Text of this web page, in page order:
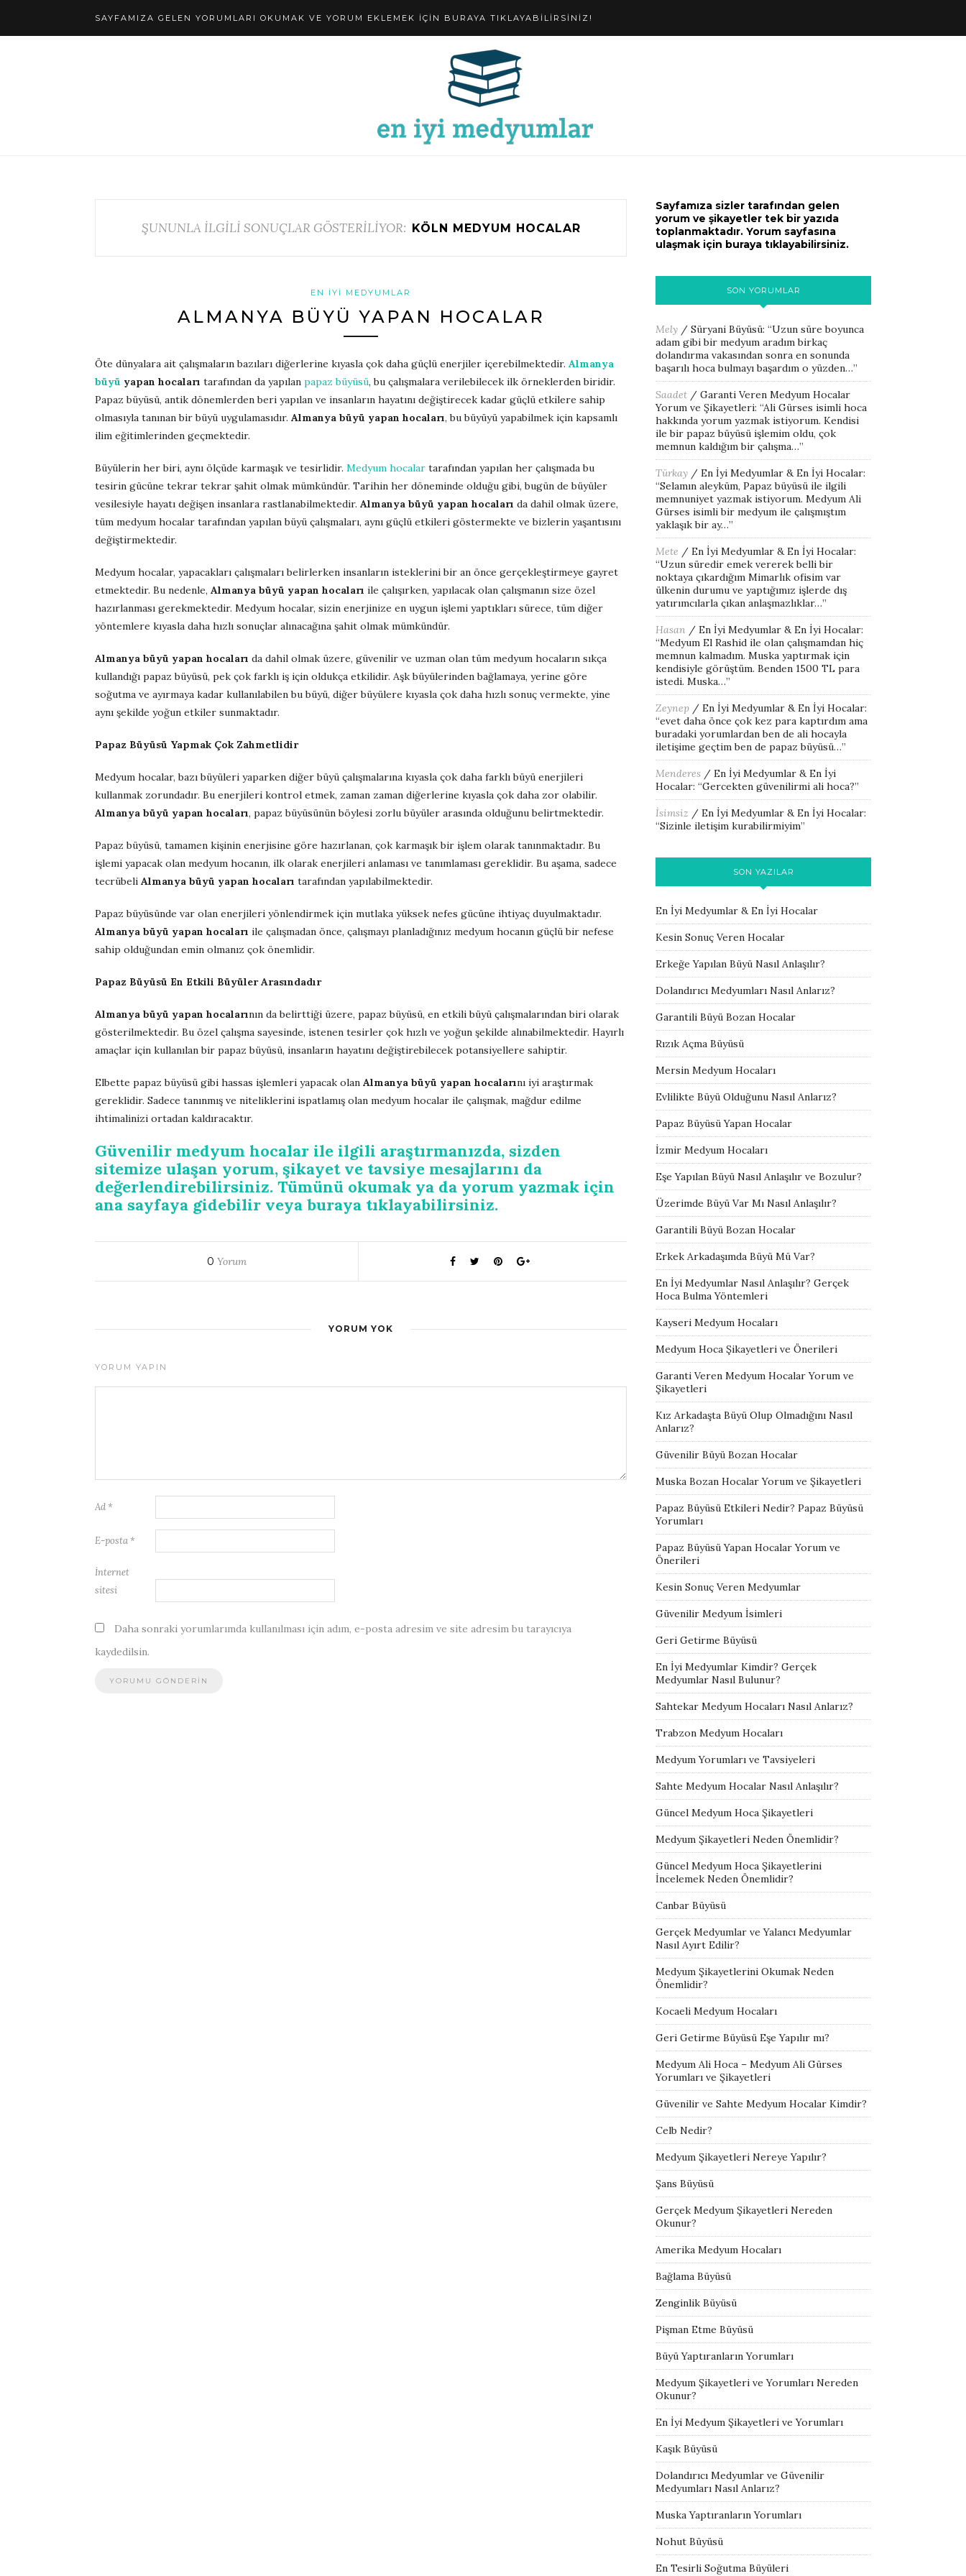
SAYFAMIZA GELEN YORUMLARI OKUMAK VE YORUM EKLEMEK IÇIN BURAYA TIKLAYABILIRSINIZ!
ŞUNUNLA İLGİLİ SONUÇLAR GÖSTERİLİYOR: KÖLN MEDYUM HOCALAR
EN İYI MEDYUMLAR
ALMANYA BÜYÜ YAPAN HOCALAR
Öte dünyalara ait çalışmaların bazıları diğerlerine kıyasla çok daha güçlü enerjiler içerebilmektedir. Almanya
büyü yapan hocaları tarafından da yapılan papaz büyüsü, bu çalışmalara verilebilecek ilk örneklerden biridir.
Papaz büyüsü, antik dönemlerden beri yapılan ve insanların hayatını değiştirecek kadar güçlü etkilere sahip
olmasıyla tanınan bir büyü uygulamasıdır. Almanya büyü yapan hocaları, bu büyüyü yapabilmek için kapsamlı
ilim eğitimlerinden geçmektedir.
Büyülerin her biri, aynı ölçüde karmaşık ve tesirlidir. Medyum hocalar tarafından yapılan her çalışmada bu
tesirin gücüne tekrar tekrar şahit olmak mümkündür. Tarihin her döneminde olduğu gibi, bugün de büyüler
vesilesiyle hayatı değişen insanlara rastlanabilmektedir. Almanya büyü yapan hocaları da dahil olmak üzere,
tüm medyum hocalar tarafından yapılan büyü çalışmaları, aynı güçlü etkileri göstermekte ve bizlerin yaşantısını
değiştirmektedir.
Medyum hocalar, yapacakları çalışmaları belirlerken insanların isteklerini bir an önce gerçekleştirmeye gayret
etmektedir. Bu nedenle, Almanya büyü yapan hocaları ile çalışırken, yapılacak olan çalışmanın size özel
hazırlanması gerekmektedir. Medyum hocalar, sizin enerjinize en uygun işlemi yaptıkları sürece, tüm diğer
yöntemlere kıyasla daha hızlı sonuçlar alınacağına şahit olmak mümkündür.
Almanya büyü yapan hocaları da dahil olmak üzere, güvenilir ve uzman olan tüm medyum hocaların sıkça
kullandığı papaz büyüsü, pek çok farklı iş için oldukça etkilidir. Aşk büyülerinden bağlamaya, yerine göre
soğutma ve ayırmaya kadar kullanılabilen bu büyü, diğer büyülere kıyasla çok daha hızlı sonuç vermekte, yine
aynı şekilde yoğun etkiler sunmaktadır.
Papaz Büyüsü Yapmak Çok Zahmetlidir
Medyum hocalar, bazı büyüleri yaparken diğer büyü çalışmalarına kıyasla çok daha farklı büyü enerjileri
kullanmak zorundadır. Bu enerjileri kontrol etmek, zaman zaman diğerlerine kıyasla çok daha zor olabilir.
Almanya büyü yapan hocaları, papaz büyüsünün böylesi zorlu büyüler arasında olduğunu belirtmektedir.
Papaz büyüsü, tamamen kişinin enerjisine göre hazırlanan, çok karmaşık bir işlem olarak tanınmaktadır. Bu
işlemi yapacak olan medyum hocanın, ilk olarak enerjileri anlaması ve tanımlaması gereklidir. Bu aşama, sadece
tecrübeli Almanya büyü yapan hocaları tarafından yapılabilmektedir.
Papaz büyüsünde var olan enerjileri yönlendirmek için mutlaka yüksek nefes gücüne ihtiyaç duyulmaktadır.
Almanya büyü yapan hocaları ile çalışmadan önce, çalışmayı planladığınız medyum hocanın güçlü bir nefese
sahip olduğundan emin olmanız çok önemlidir.
Papaz Büyüsü En Etkili Büyüler Arasındadır
Almanya büyü yapan hocalarının da belirttiği üzere, papaz büyüsü, en etkili büyü çalışmalarından biri olarak
gösterilmektedir. Bu özel çalışma sayesinde, istenen tesirler çok hızlı ve yoğun şekilde alınabilmektedir. Hayırlı
amaçlar için kullanılan bir papaz büyüsü, insanların hayatını değiştirebilecek potansiyellere sahiptir.
Elbette papaz büyüsü gibi hassas işlemleri yapacak olan Almanya büyü yapan hocalarını iyi araştırmak
gereklidir. Sadece tanınmış ve niteliklerini ispatlamış olan medyum hocalar ile çalışmak, mağdur edilme
ihtimalinizi ortadan kaldıracaktır.
Güvenilir medyum hocalar ile ilgili araştırmanızda, sizden
sitemize ulaşan yorum, şikayet ve tavsiye mesajlarını da
değerlendirebilirsiniz. Tümünü okumak ya da yorum yazmak için
ana sayfaya gidebilir veya buraya tıklayabilirsiniz.
0 Yorum
YORUM YOK
YORUM YAPIN
Ad *
E-posta *
İnternet
sitesi
Daha sonraki yorumlarımda kullanılması için adım, e-posta adresim ve site adresim bu tarayıcıya
kaydedilsin.
Sayfamıza sizler tarafından gelen
yorum ve şikayetler tek bir yazıda
toplanmaktadır. Yorum sayfasına
ulaşmak için buraya tıklayabilirsiniz.
SON YORUMLAR
Mely / Süryani Büyüsü: “Uzun süre boyunca
adam gibi bir medyum aradım birkaç
dolandırma vakasından sonra en sonunda
başarılı hoca bulmayı başardım o yüzden…”
Saadet / Garanti Veren Medyum Hocalar
Yorum ve Şikayetleri: “Ali Gürses isimli hoca
hakkında yorum yazmak istiyorum. Kendisi
ile bir papaz büyüsü işlemim oldu, çok
memnun kaldığım bir çalışma…”
Türkay / En İyi Medyumlar & En İyi Hocalar:
“Selamın aleyküm, Papaz büyüsü ile ilgili
memnuniyet yazmak istiyorum. Medyum Ali
Gürses isimli bir medyum ile çalışmıştım
yaklaşık bir ay…”
Mete / En İyi Medyumlar & En İyi Hocalar:
“Uzun süredir emek vererek belli bir
noktaya çıkardığım Mimarlık ofisim var
ülkenin durumu ve yaptığımız işlerde dış
yatırımcılarla çıkan anlaşmazlıklar…”
Hasan / En İyi Medyumlar & En İyi Hocalar:
“Medyum El Rashid ile olan çalışmamdan hiç
memnun kalmadım. Muska yaptırmak için
kendisiyle görüştüm. Benden 1500 TL para
istedi. Muska…”
Zeynep / En İyi Medyumlar & En İyi Hocalar:
“evet daha önce çok kez para kaptırdım ama
buradaki yorumlardan ben de ali hocayla
iletişime geçtim ben de papaz büyüsü…”
Menderes / En İyi Medyumlar & En İyi
Hocalar: “Gercekten güvenilirmi ali hoca?”
İsimsiz / En İyi Medyumlar & En İyi Hocalar:
“Sizinle iletişim kurabilirmiyim”
SON YAZILAR
En İyi Medyumlar & En İyi Hocalar
Kesin Sonuç Veren Hocalar
Erkeğe Yapılan Büyü Nasıl Anlaşılır?
Dolandırıcı Medyumları Nasıl Anlarız?
Garantili Büyü Bozan Hocalar
Rızık Açma Büyüsü
Mersin Medyum Hocaları
Evlilikte Büyü Olduğunu Nasıl Anlarız?
Papaz Büyüsü Yapan Hocalar
İzmir Medyum Hocaları
Eşe Yapılan Büyü Nasıl Anlaşılır ve Bozulur?
Üzerimde Büyü Var Mı Nasıl Anlaşılır?
Garantili Büyü Bozan Hocalar
Erkek Arkadaşımda Büyü Mü Var?
En İyi Medyumlar Nasıl Anlaşılır? Gerçek
Hoca Bulma Yöntemleri
Kayseri Medyum Hocaları
Medyum Hoca Şikayetleri ve Önerileri
Garanti Veren Medyum Hocalar Yorum ve
Şikayetleri
Kız Arkadaşta Büyü Olup Olmadığını Nasıl
Anlarız?
Güvenilir Büyü Bozan Hocalar
Muska Bozan Hocalar Yorum ve Şikayetleri
Papaz Büyüsü Etkileri Nedir? Papaz Büyüsü
Yorumları
Papaz Büyüsü Yapan Hocalar Yorum ve
Önerileri
Kesin Sonuç Veren Medyumlar
Güvenilir Medyum İsimleri
Geri Getirme Büyüsü
En İyi Medyumlar Kimdir? Gerçek
Medyumlar Nasıl Bulunur?
Sahtekar Medyum Hocaları Nasıl Anlarız?
Trabzon Medyum Hocaları
Medyum Yorumları ve Tavsiyeleri
Sahte Medyum Hocalar Nasıl Anlaşılır?
Güncel Medyum Hoca Şikayetleri
Medyum Şikayetleri Neden Önemlidir?
Güncel Medyum Hoca Şikayetlerini
İncelemek Neden Önemlidir?
Canbar Büyüsü
Gerçek Medyumlar ve Yalancı Medyumlar
Nasıl Ayırt Edilir?
Medyum Şikayetlerini Okumak Neden
Önemlidir?
Kocaeli Medyum Hocaları
Geri Getirme Büyüsü Eşe Yapılır mı?
Medyum Ali Hoca – Medyum Ali Gürses
Yorumları ve Şikayetleri
Güvenilir ve Sahte Medyum Hocalar Kimdir?
Celb Nedir?
Medyum Şikayetleri Nereye Yapılır?
Şans Büyüsü
Gerçek Medyum Şikayetleri Nereden
Okunur?
Amerika Medyum Hocaları
Bağlama Büyüsü
Zenginlik Büyüsü
Pişman Etme Büyüsü
Büyü Yaptıranların Yorumları
Medyum Şikayetleri ve Yorumları Nereden
Okunur?
En İyi Medyum Şikayetleri ve Yorumları
Kaşık Büyüsü
Dolandırıcı Medyumlar ve Güvenilir
Medyumları Nasıl Anlarız?
Muska Yaptıranların Yorumları
Nohut Büyüsü
En Tesirli Soğutma Büyüleri